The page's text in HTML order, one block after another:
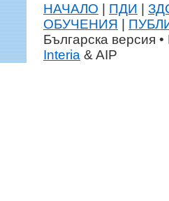
НАЧАЛО | ПДИ |
ОБУЧЕНИЯ |
Българска версия
Interia & AIP